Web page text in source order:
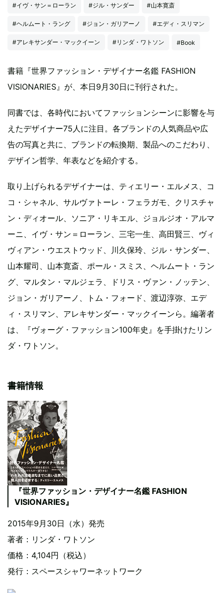
#イヴ・サン＝ローラン #ジル・サンダー #山本寛斎
#ヘルムート・ラング #ジョン・ガリアーノ #エディ・スリマン
#アレキサンダー・マックイーン #リンダ・ワトソン #Book
書籍『世界ファッション・デザイナー名鑑 FASHION
VISIONARIES』が、本日9月30日に刊行された。
同書では、各時代においてファッションシーンに影響を与
えたデザイナー75人に注目。各ブランドの人気商品や広
告の写真と共に、ブランドの転換期、製品へのこだわり、
デザイン哲学、年表などを紹介する。
取り上げられるデザイナーは、ティエリー・エルメス、コ
コ・シャネル、サルヴァトーレ・フェラガモ、クリスチャ
ン・ディオール、ソニア・リキエル、ジョルジオ・アルマ
ーニ、イヴ・サン＝ローラン、三宅一生、高田賢三、ヴィ
ヴィアン・ウエストウッド、川久保玲、ジル・サンダー、
山本耀司、山本寛斎、ポール・スミス、ヘルムート・ラン
グ、マルタン・マルジェラ、ドリス・ヴァン・ノッテン、
ジョン・ガリアーノ、トム・フォード、渡辺淳弥、エデ
ィ・スリマン、アレキサンダー・マックイーンら。編著者
は、『ヴォーグ・ファッション100年史』を手掛けたリン
ダ・ワトソン。
書籍情報
『世界ファッション・デザイナー名鑑 FASHION
VISIONARIES』
2015年9月30日（水）発売
著者：リンダ・ワトソン
価格：4,104円（税込）
発行：スペースシャワーネットワーク